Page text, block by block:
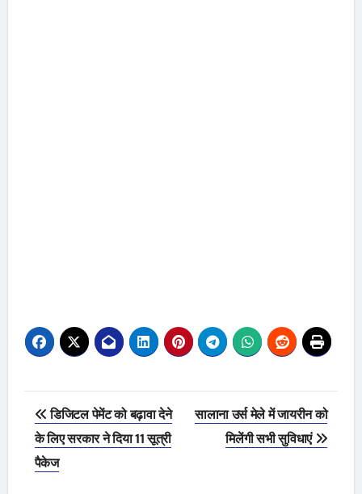
Post
navigation
डिजिटल पेमेंट को बढ़ावा देने
के लिए सरकार ने दिया 11 सूत्री
पैकेज
सालाना उर्स मेले में जायरीन को
मिलेंगी सभी सुविधाएं